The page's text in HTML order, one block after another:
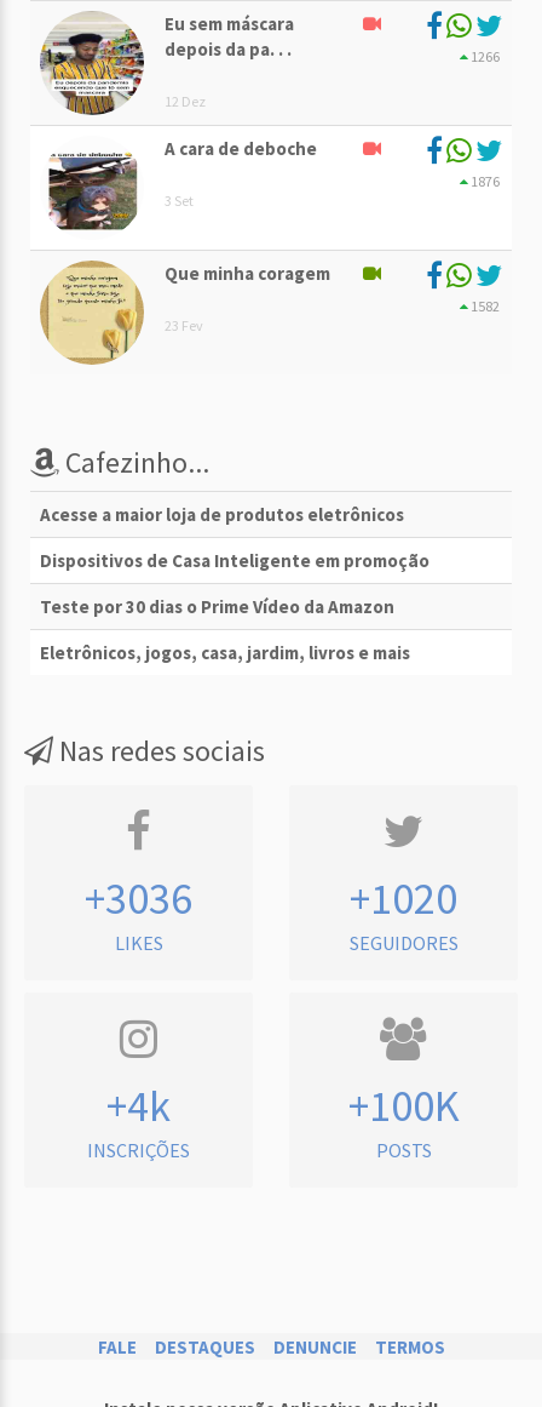
Eu sem máscara
depois da pa. . .
12 Dez
1266
A cara de deboche
3 Set
1876
Que minha coragem
23 Fev
1582
Cafezinho...
Acesse a maior loja de produtos eletrônicos
Dispositivos de Casa Inteligente em promoção
Teste por 30 dias o Prime Vídeo da Amazon
Eletrônicos, jogos, casa, jardim, livros e mais
Nas redes sociais
+3036
LIKES
+1020
SEGUIDORES
+4k
INSCRIÇÕES
+100K
POSTS
FALE DESTAQUES DENUNCIE TERMOS